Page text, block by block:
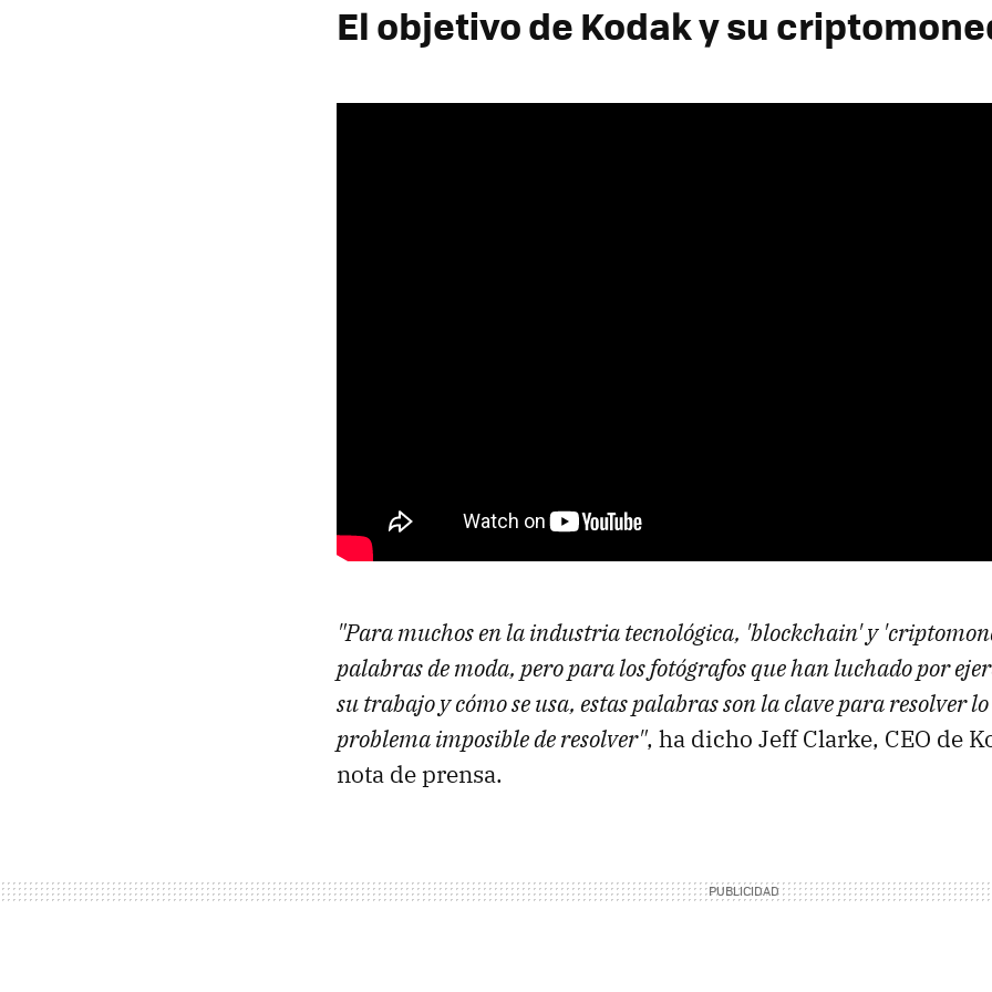
El objetivo de Kodak y su
"Para muchos en la industria tecnológica, 'blockchain' y
palabras de moda, pero para los fotógrafos que han luchado por
su trabajo y cómo se usa, estas palabras son la clave para resolver
problema imposible de resolver", ha dicho Jeff Clarke, CEO de
nota de prensa.